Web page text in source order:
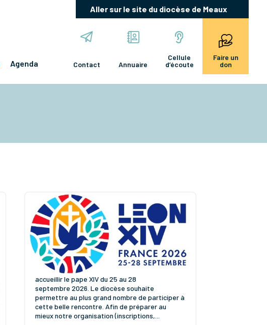
Aller sur le site du diocèse de Meaux
Agenda Contact Annuaire
Cellule
d’écoute
Faire un
don
L’Église catholique en France se prépare à
accueillir le pape XIV du 25 au 28
septembre 2026. Le diocèse souhaite
permettre au plus grand nombre de participer à
cette belle rencontre. Afin de préparer au
mieux notre organisation (inscriptions,...